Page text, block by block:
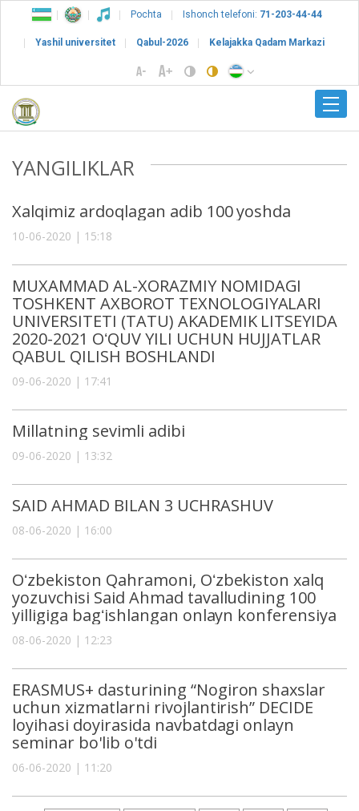
Pochta Ishonch telefoni: 71-203-44-44
Yashil universitet Qabul-2026 Kelajakka Qadam Markazi
YANGILIKLAR
Xalqimiz ardoqlagan adib 100 yoshda
10-06-2020 | 15:18
MUXAMMAD AL-XORAZMIY NOMIDAGI
TOSHKENT AXBOROT TEXNOLOGIYALARI
UNIVERSITETI (TATU) AKADEMIK LITSEYIDA
2020-2021 OʻQUV YILI UCHUN HUJJATLAR
QABUL QILISH BOSHLANDI
09-06-2020 | 17:41
Millatning sevimli adibi
09-06-2020 | 13:32
SAID AHMAD BILAN 3 UCHRASHUV
08-06-2020 | 16:00
Oʻzbekiston Qahramoni, Oʻzbekiston xalq
yozuvchisi Said Ahmad tavalludining 100
yilligiga bagʻishlangan onlayn konferensiya
08-06-2020 | 12:23
ERASMUS+ dasturining “Nogiron shaxslar
uchun xizmatlarni rivojlantirish” DECIDE
loyihasi doyirasida navbatdagi onlayn
seminar bo'lib o'tdi
06-06-2020 | 11:20